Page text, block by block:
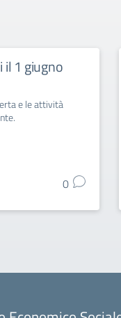
1 giugno
e le attività
0